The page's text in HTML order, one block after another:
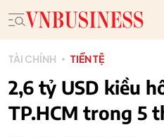
TÀI CHÍNH TIỀN TỆ
2,6 tỷ USD kiều
TP.HCM trong 5